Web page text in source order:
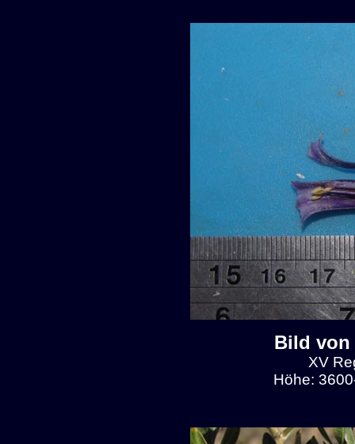
Bild von
XV
Höhe: